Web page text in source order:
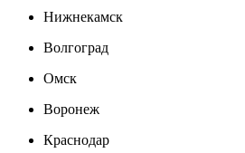
Нижнекамск
Волгоград
Омск
Воронеж
Краснодар